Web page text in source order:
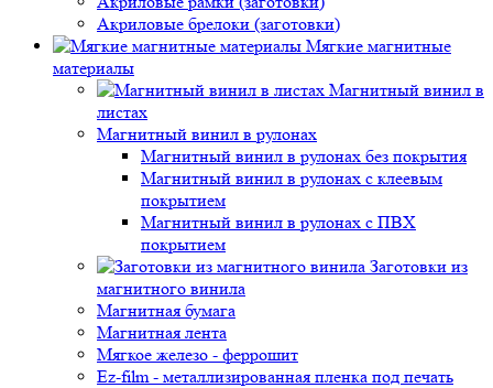
Акриловые брелоки (заготовки)
Мягкие магнитные
материалы
Магнитный винил в
листах
Магнитный винил в рулонах
Магнитный винил в рулонах без покрытия
Магнитный винил в рулонах с клеевым
покрытием
Магнитный винил в рулонах с ПВХ
покрытием
Заготовки из
магнитного винила
Магнитная бумага
Магнитная лента
Мягкое железо - феррошит
Ez-film - металлизированная пленка под печать